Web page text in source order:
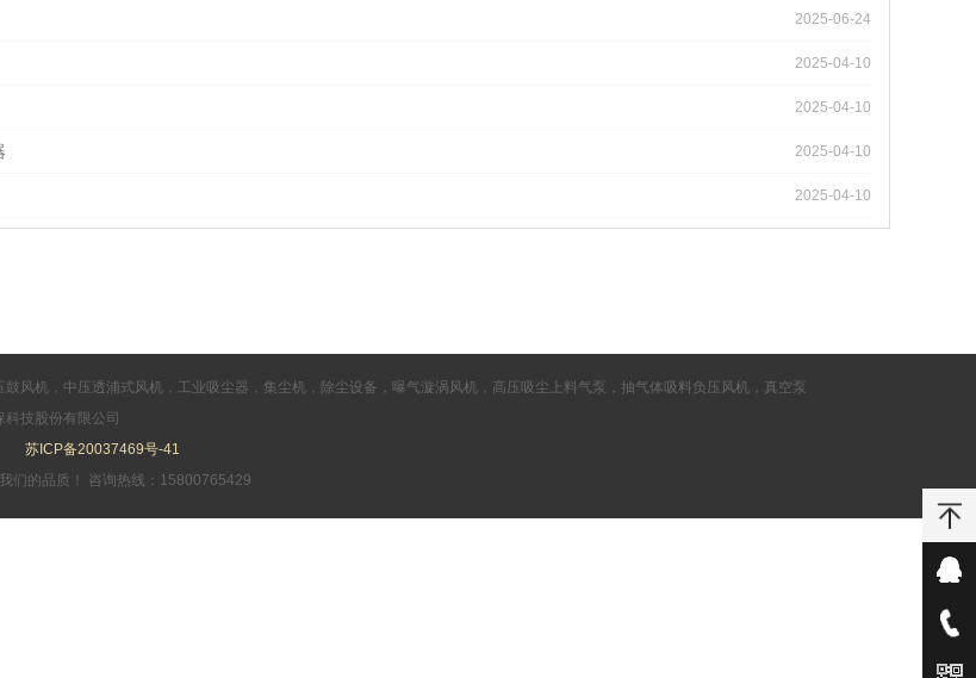
2025-06-24
2025-04-10
2025-04-10
2025-04-10
2025-04-10
鼓风机，中压透浦式风机，工业吸尘器，集尘机，除尘设备，曝气漩涡风机，高压吸尘上料气泵，抽气体吸料负压风机，真空泵
技股份有限公司
苏ICP备20037469号-41
们的品质！ 咨询热线：15800765429
客服